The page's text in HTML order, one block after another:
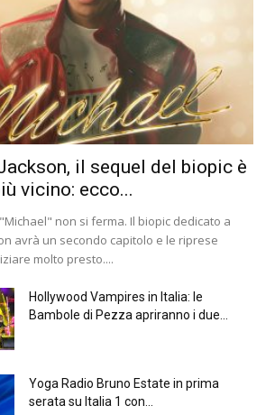
il sequel del biopic è
vicino: ecco...
non si ferma. Il biopic dedicato a
avrà un secondo capitolo e le riprese
molto presto....
Hollywood Vampires in Italia: le
Bambole di Pezza apriranno i due...
Yoga Radio Bruno Estate in prima
serata su Italia 1 con...